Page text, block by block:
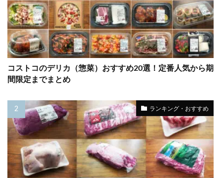
コストコのデリカ（惣菜）おすすめ20選！定番人気から期
間限定までまとめ
ランキング・おすすめ